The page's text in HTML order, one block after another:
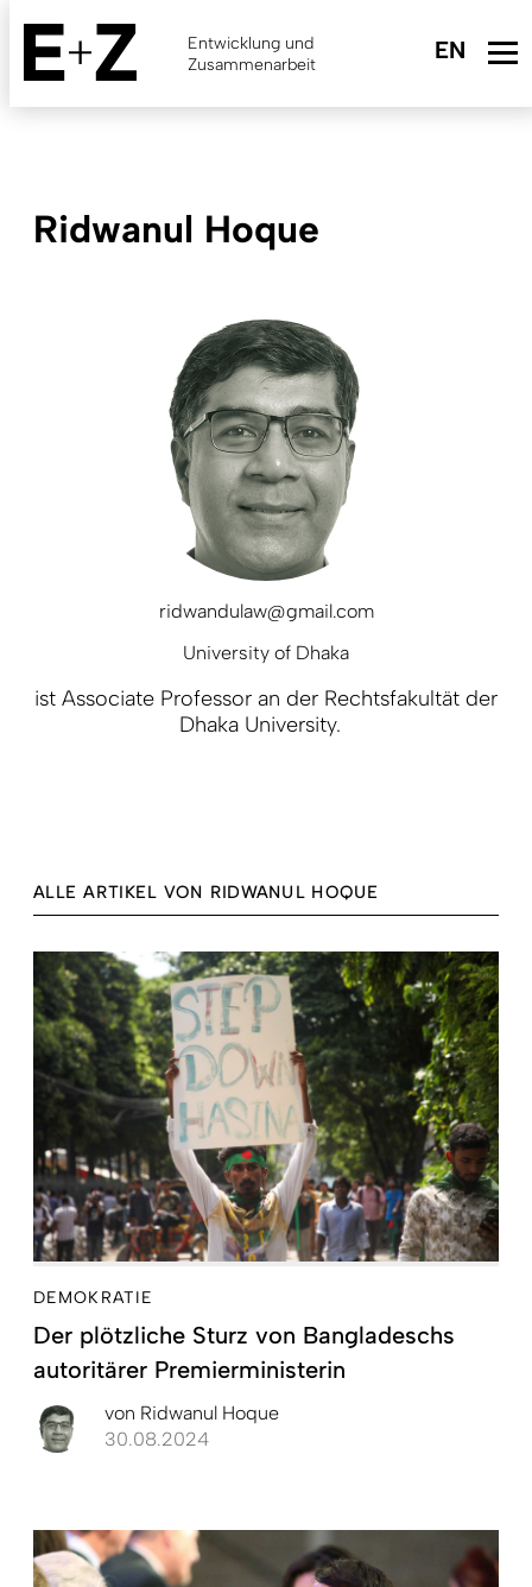
Skip
main
content
Entwicklung und
Zusammenarbeit
Ridwanul Hoque
ridwandulaw@gmail.com
University of Dhaka
ist Associate Professor an der Rechtsfakultät der
Dhaka University.
ALLE ARTIKEL VON RIDWANUL HOQUE
DEMOKRATIE
Der plötzliche Sturz von Bangladeschs
autoritärer Premierministerin
von Ridwanul Hoque
30.08.2024